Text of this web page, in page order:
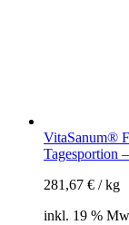
VitaSanum®
Tagesportion
281,67 € /kg
inkl. 19 %